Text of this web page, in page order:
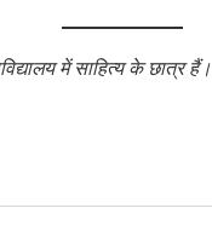
में साहित्य के छात्र हैं।